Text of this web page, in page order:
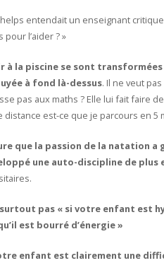
entendait un enseignant
l’aider ? »
à la piscine se sont
à fond là-dessus. Il ne veut
pas aux maths ? Elle lui fait faire
est-ce que je parcours en 5
que la passion de la natation a
une auto-discipline de
pas « si votre enfant est
est bourré d’énergie »
enfant est clairement une